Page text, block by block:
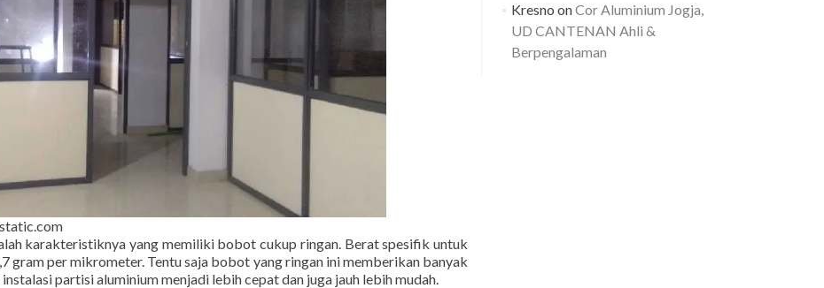
karakteristiknya yang memiliki bobot cukup ringan. Berat spesifik untuk
gram per mikrometer. Tentu saja bobot yang ringan ini memberikan banyak
partisi aluminium menjadi lebih cepat dan juga jauh lebih mudah.
Kresno onCor Aluminium Jogja,
UD CANTENAN Ahli &
Berpengalaman